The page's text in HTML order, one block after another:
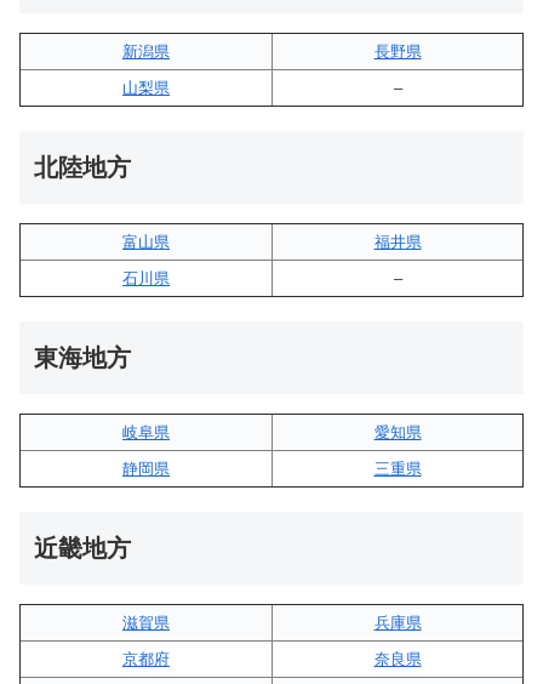
新潟県
長野県
山梨県
–
北陸地方
富山県
福井県
石川県
–
東海地方
岐阜県
愛知県
静岡県
三重県
近畿地方
滋賀県
兵庫県
京都府
奈良県